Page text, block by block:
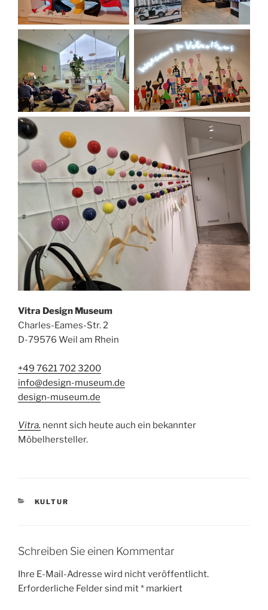
Vitra Design Museum
Charles-Eames-Str. 2
D-79576 Weil am Rhein
+49 7621 702 3200
info@design-museum.de
design-museum.de
Vitra. nennt sich heute auch ein bekannter
Möbelhersteller.
KATEGORIEN
KULTUR
Schreiben Sie einen Kommentar
Ihre E-Mail-Adresse wird nicht veröffentlicht.
Erforderliche Felder sind mit* markiert